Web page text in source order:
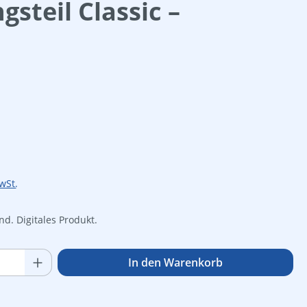
Classic –
Digitales Produkt.
Gib den gewünschten Wert
In den Warenkorb